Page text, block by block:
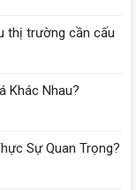
thị trường cần cấu
Khác Nhau?
Sự Quan Trọng?